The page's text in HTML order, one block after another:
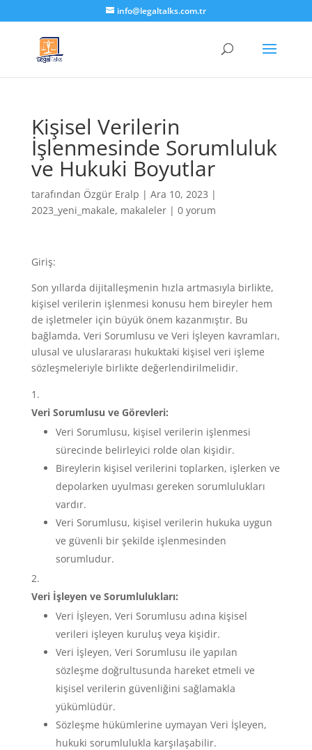
info@legaltalks.com.tr
Kişisel Verilerin
İşlenmesinde Sorumluluk
ve Hukuki Boyutlar
tarafından Özgür Eralp | Ara 10, 2023 |
2023_yeni_makale, makaleler| 0 yorum
Giriş:
Son yıllarda dijitalleşmenin hızla artmasıyla birlikte,
kişisel verilerin işlenmesi konusu hem bireyler hem
de işletmeler için büyük önem kazanmıştır. Bu
bağlamda, Veri Sorumlusu ve Veri İşleyen kavramları,
ulusal ve uluslararası hukuktaki kişisel veri işleme
sözleşmeleriyle birlikte değerlendirilmelidir.
Veri Sorumlusu ve Görevleri:
Veri Sorumlusu, kişisel verilerin işlenmesi
sürecinde belirleyici rolde olan kişidir.
Bireylerin kişisel verilerini toplarken, işlerken ve
depolarken uyulması gereken sorumlulukları
vardır.
Veri Sorumlusu, kişisel verilerin hukuka uygun
ve güvenli bir şekilde işlenmesinden
sorumludur.
Veri İşleyen ve Sorumlulukları:
Veri İşleyen, Veri Sorumlusu adına kişisel
verileri işleyen kuruluş veya kişidir.
Veri İşleyen, Veri Sorumlusu ile yapılan
sözleşme doğrultusunda hareket etmeli ve
kişisel verilerin güvenliğini sağlamakla
yükümlüdür.
Sözleşme hükümlerine uymayan Veri İşleyen,
hukuki sorumlulukla karşılaşabilir.